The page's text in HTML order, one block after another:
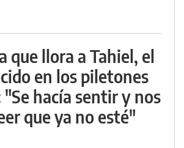
que llora a Tahiel, el
en los piletones
"Se hacía sentir y nos
que ya no esté"